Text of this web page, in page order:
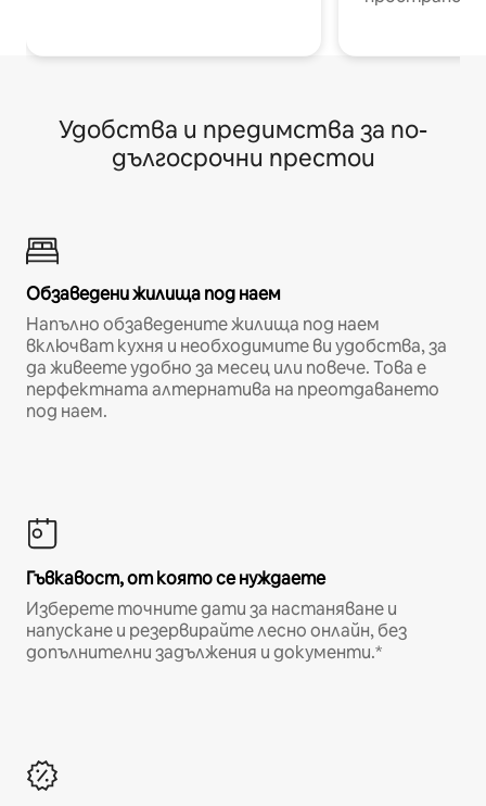
Удобства и предимства за по-
дългосрочни престои
Обзаведени жилища под наем
Напълно обзаведените жилища под наем
включват кухня и необходимите ви удобства, за
да живеете удобно за месец или повече. Това е
перфектната алтернатива на преотдаването
под наем.
Гъвкавост, от която се нуждаете
Изберете точните дати за настаняване и
напускане и резервирайте лесно онлайн, без
допълнителни задължения и документи.*